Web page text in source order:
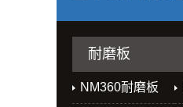
耐磨板
NM360耐磨板